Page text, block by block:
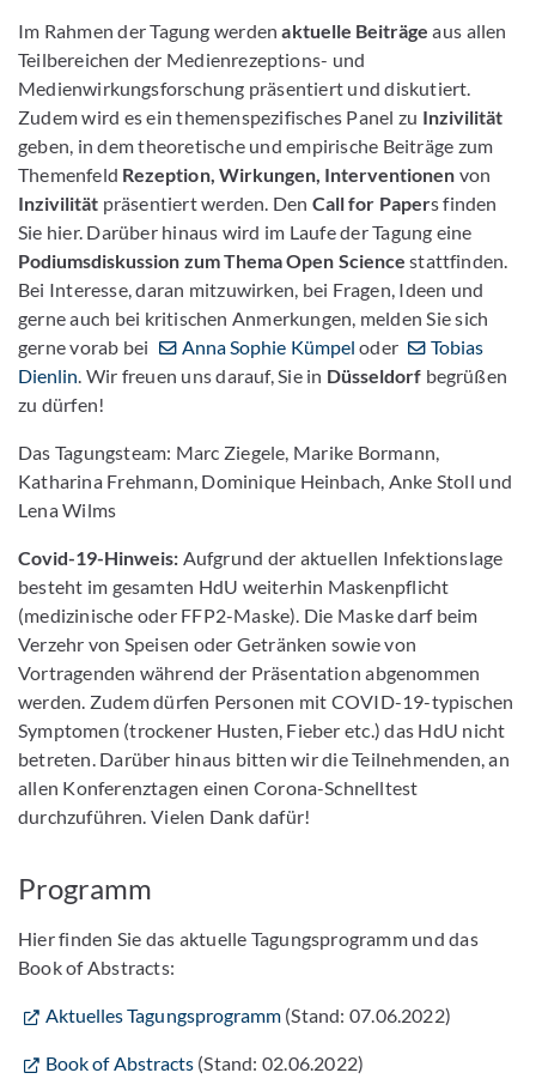
Im Rahmen der Tagung werden aktuelle Beiträge aus allen
Teilbereichen der Medienrezeptions- und
Medienwirkungsforschung präsentiert und diskutiert.
Zudem wird es ein themenspezifisches Panel zu Inzivilität
geben, in dem theoretische und empirische Beiträge zum
Themenfeld Rezeption, Wirkungen, Interventionen von
Inzivilität präsentiert werden. DenCall for Papers finden
Sie hier. Darüber hinaus wird im Laufe der Tagung eine
Podiumsdiskussion zum Thema Open Science stattfinden.
Bei Interesse, daran mitzuwirken, bei Fragen, Ideen und
gerne auch bei kritischen Anmerkungen, melden Sie sich
gerne vorab bei
Anna Sophie Kümpel oder
Tobias
Dienlin. Wir freuen uns darauf, Sie in Düsseldorf begrüßen
zu dürfen!
Das Tagungsteam: Marc Ziegele, Marike Bormann,
Katharina Frehmann, Dominique Heinbach, Anke Stoll und
Lena Wilms
Covid-19-Hinweis: Aufgrund der aktuellen Infektionslage
besteht im gesamten HdU weiterhin Maskenpflicht
(medizinische oder FFP2-Maske). Die Maske darf beim
Verzehr von Speisen oder Getränken sowie von
Vortragenden während der Präsentation abgenommen
werden. Zudem dürfen Personen mit COVID-19-typischen
Symptomen (trockener Husten, Fieber etc.) das HdU nicht
betreten. Darüber hinaus bitten wir die Teilnehmenden, an
allen Konferenztagen einen Corona-Schnelltest
durchzuführen. Vielen Dank dafür!
Programm
Hier finden Sie das aktuelle Tagungsprogramm und das
Book of Abstracts:
Aktuelles Tagungsprogramm(Stand: 07.06.2022)
Book of Abstracts(Stand: 02.06.2022)